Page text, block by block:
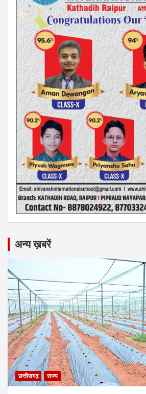
अन्य ख़बरें
छत्तीसगढ़ राज्य